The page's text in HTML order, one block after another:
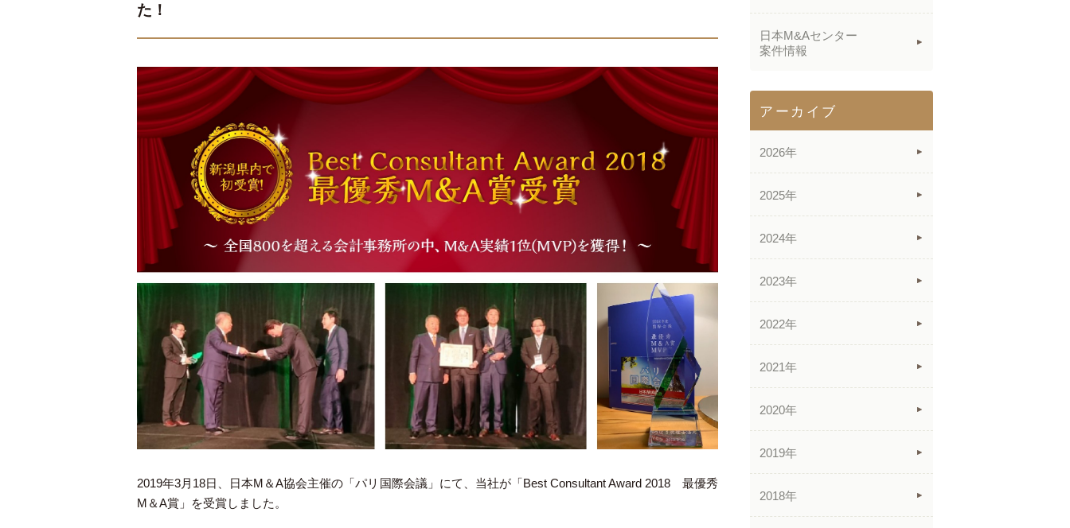
た！
2019年3月18日、日本M＆A協会主催の「パリ国際会議」にて、当社が「Best Consultant Award 2018 最優秀
M＆A賞」を受賞しました。
日本M&Aセンター
案件情報
アーカイブ
2026年
2025年
2024年
2023年
2022年
2021年
2020年
2019年
2018年